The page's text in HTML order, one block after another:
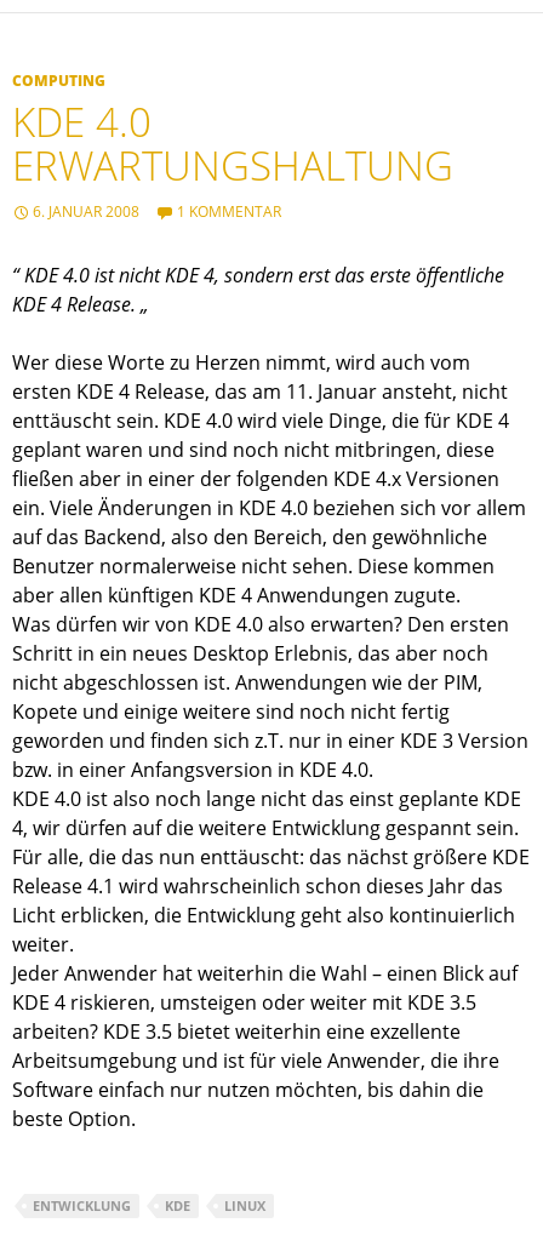
COMPUTING
KDE 4.0
ERWARTUNGSHALTUNG
6. JANUAR 2008 1 KOMMENTAR
“ KDE 4.0 ist nicht KDE 4, sondern erst das erste öffentliche
KDE 4 Release. „
Wer diese Worte zu Herzen nimmt, wird auch vom
ersten KDE 4 Release, das am 11. Januar ansteht, nicht
enttäuscht sein. KDE 4.0 wird viele Dinge, die für KDE 4
geplant waren und sind noch nicht mitbringen, diese
fließen aber in einer der folgenden KDE 4.x Versionen
ein. Viele Änderungen in KDE 4.0 beziehen sich vor allem
auf das Backend, also den Bereich, den gewöhnliche
Benutzer normalerweise nicht sehen. Diese kommen
aber allen künftigen KDE 4 Anwendungen zugute.
Was dürfen wir von KDE 4.0 also erwarten? Den ersten
Schritt in ein neues Desktop Erlebnis, das aber noch
nicht abgeschlossen ist. Anwendungen wie der PIM,
Kopete und einige weitere sind noch nicht fertig
geworden und finden sich z.T. nur in einer KDE 3 Version
bzw. in einer Anfangsversion in KDE 4.0.
KDE 4.0 ist also noch lange nicht das einst geplante KDE
4, wir dürfen auf die weitere Entwicklung gespannt sein.
Für alle, die das nun enttäuscht: das nächst größere KDE
Release 4.1 wird wahrscheinlich schon dieses Jahr das
Licht erblicken, die Entwicklung geht also kontinuierlich
weiter.
Jeder Anwender hat weiterhin die Wahl – einen Blick auf
KDE 4 riskieren, umsteigen oder weiter mit KDE 3.5
arbeiten? KDE 3.5 bietet weiterhin eine exzellente
Arbeitsumgebung und ist für viele Anwender, die ihre
Software einfach nur nutzen möchten, bis dahin die
beste Option.
ENTWICKLUNG KDE LINUX